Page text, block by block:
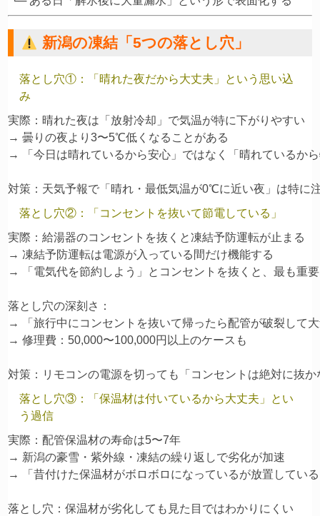
新潟の凍結「5つの落とし穴」
落とし穴①：「晴れた夜だから大丈夫」という思い込
み
実際：晴れた夜は「放射冷却」で気温が特に下がりやすい
→ 曇りの夜より3〜5℃低くなることがある
→ 「今日は晴れているから安心」ではなく「晴れているか
落とし穴②：「コンセントを抜いて節電している」
実際：給湯器のコンセントを抜くと凍結予防運転が止まる
→ 凍結予防運転は電源が入っている間だけ機能する
→ 「電気代を節約しよう」とコンセントを抜くと、最も重
落とし穴の深刻さ：
→ 「旅行中にコンセントを抜いて帰ったら配管が破裂して
→ 修理費：50,000〜100,000円以上のケースも
落とし穴③：「保温材は付いているから大丈夫」とい
う過信
実際：配管保温材の寿命は5〜7年
→ 新潟の豪雪・紫外線・凍結の繰り返しで劣化が加速
→ 「昔付けた保温材がボロボロになっているが放置してい
落とし穴：保温材が劣化しても見た目ではわかりにくい